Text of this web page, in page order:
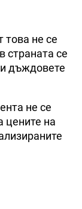
това не се
страната се
дъждовете
не се
цените на